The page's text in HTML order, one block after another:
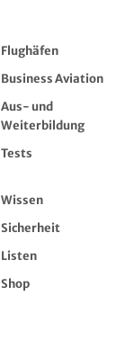
Flughäfen
Business Aviation
Aus- und
Weiterbildung
Tests
Wissen
Sicherheit
Listen
Shop